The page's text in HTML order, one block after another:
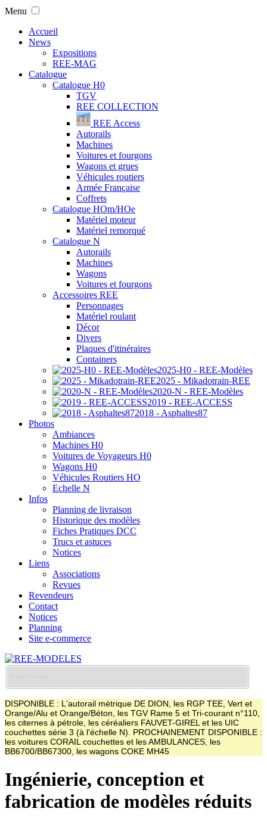
Menu
Accueil
News
Expositions
REE-MAG
Catalogue
Catalogue H0
TGV
REE COLLECTION
REE Access
Autorails
Machines
Voitures et fourgons
Wagons et grues
Véhicules routiers
Armée Française
Coffrets
Catalogue HOm/HOe
Matériel moteur
Matériel remorqué
Catalogue N
Autorails
Machines
Wagons
Voitures et fourgons
Accessoires REE
Personnages
Matériel roulant
Décor
Divers
Plaques d'itinéraires
Containers
2025-H0 - REE-Modèles
2025 - Mikadotrain-REE
2020-N - REE-Modèles
2019 - REE-ACCESS
2018 - Asphaltes87
Photos
Ambiances
Machines H0
Voitures de Voyageurs H0
Wagons H0
Véhicules Routiers HO
Echelle N
Infos
Planning de livraison
Historique des modèles
Fiches Pratiques DCC
Trucs et astuces
Notices
Liens
Associations
Revues
Revendeurs
Contact
Notices
Planning
Site e-commerce
DISPONIBLE : L'autorail métrique DE DION, les RGP TEE, Vert et
Orange/Alu et Orange/Béton, les TGV Rame 5 et Tri-courant n°110,
les citernes à pétrole, les céréaliers FAUVET-GIREL et les UIC
couchettes série 3 (à l'échelle N). PROCHAINEMENT DISPONIBLE :
les voitures CORAIL couchettes et les AMBULANCES, les
BB6700/BB67300, les wagons COKE MH45
Ingénierie, conception et
fabrication de modèles réduits